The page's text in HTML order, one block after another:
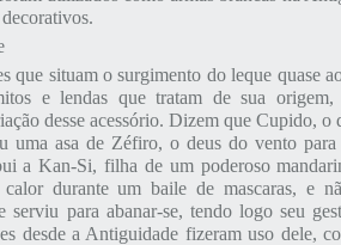
que situam o surgimento do leque quase
e lendas que tratam de sua
desse acessório. Dizem que Cupido, o
uma asa de Zéfiro, o deus do vento
a Kan-Si, filha de um poderoso
durante um baile de mascaras, e
serviu para abanar-se, tendo logo seu
desde a Antiguidade fizeram uso dele,